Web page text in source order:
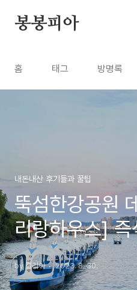
봉봉피아
홈 태그 방명록
내돈내산 후기들과 꿀팁
뚝섬한강공원
리랑하우스]
배의 매력🦆
by 캘리아 2023. 8. 30.